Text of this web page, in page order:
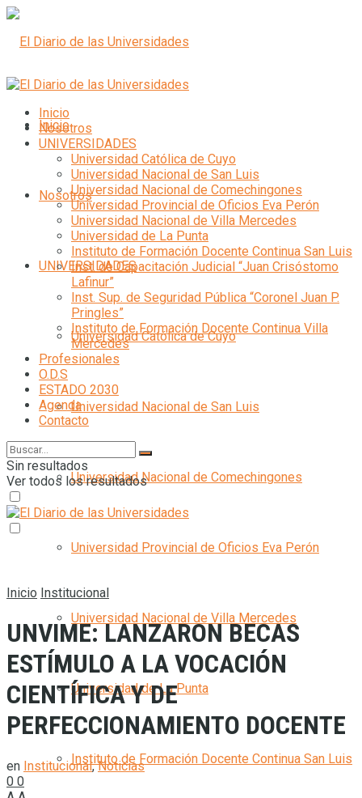
Inicio
Nosotros
UNIVERSIDADES
Universidad Católica de Cuyo
Universidad Nacional de San Luis
Universidad Nacional de Comechingones
Universidad Provincial de Oficios Eva Perón
Universidad Nacional de Villa Mercedes
Universidad de La Punta
Instituto de Formación Docente Continua San Luis
Inicio
Nosotros
UNIVERSIDADES
Universidad Católica de Cuyo
Universidad Nacional de San Luis
Universidad Nacional de Comechingones
Universidad Provincial de Oficios Eva Perón
Universidad Nacional de Villa Mercedes
Universidad de La Punta
Instituto de Formación Docente Continua San Luis
Inst. de Capacitación Judicial “Juan Crisóstomo
Lafinur”
Inst. Sup. de Seguridad Pública “Coronel Juan P.
Pringles”
Instituto de Formación Docente Continua Villa
Mercedes
Profesionales
O.D.S
ESTADO 2030
Agenda
Contacto
Sin resultados
Ver todos los resultados
Inicio Institucional
UNVIME: LANZARON BECAS
ESTÍMULO A LA VOCACIÓN
CIENTÍFICA Y DE
PERFECCIONAMIENTO DOCENTE
en Institucional,Noticias
0 0